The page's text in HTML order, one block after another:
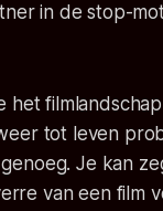
in de stop-
het
tot leven
genoeg. Je kan
van een film